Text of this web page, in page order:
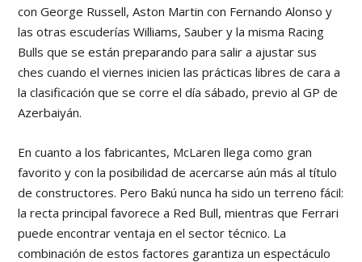
con George Russell, Aston Martin con Fernando Alonso y
las otras escuderías Williams, Sauber y la misma Racing
Bulls que se están preparando para salir a ajustar sus
ches cuando el viernes inicien las prácticas libres de cara a
la clasificación que se corre el día sábado, previo al GP de
Azerbaiyán.
En cuanto a los fabricantes, McLaren llega como gran
favorito y con la posibilidad de acercarse aún más al título
de constructores. Pero Bakú nunca ha sido un terreno fácil:
la recta principal favorece a Red Bull, mientras que Ferrari
puede encontrar ventaja en el sector técnico. La
combinación de estos factores garantiza un espectáculo